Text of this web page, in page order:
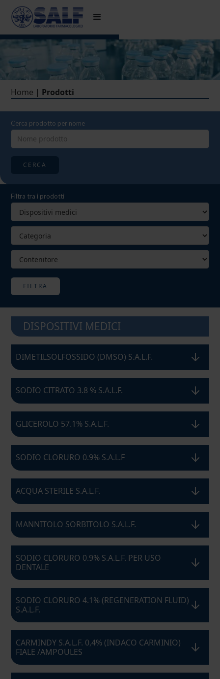
Home | Prodotti
Cerca prodotto per nome
CERCA
Filtra tra i prodotti
FILTRA
DISPOSITIVI MEDICI
DIMETILSOLFOSSIDO (DMSO) S.A.L.F.
SODIO CITRATO 3.8 % S.A.L.F.
GLICEROLO 57.1% S.A.L.F.
SODIO CLORURO 0.9% S.A.L.F
ACQUA STERILE S.A.L.F.
MANNITOLO SORBITOLO S.A.L.F.
SODIO CLORURO 0.9% S.A.L.F. PER USO
DENTALE
SODIO CLORURO 4.1% (REGENERATION FLUID)
S.A.L.F.
CARMINDY S.A.L.F. 0,4% (INDACO CARMINIO)
FIALE /AMPOULES